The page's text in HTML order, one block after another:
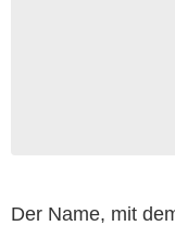
Der Name, mit